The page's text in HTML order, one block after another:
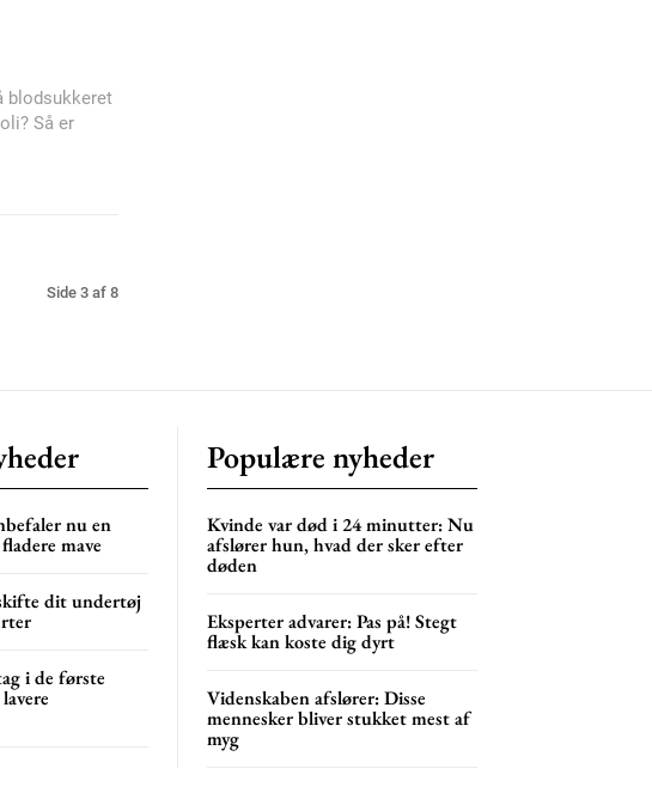
blodsukkeret
Så er
Side 3 af 8
nu en
mave
dit undertøj
i de første
Populære nyheder
Kvinde var død i 24 minutter: Nu
afslører hun, hvad der sker efter
døden
Eksperter advarer: Pas på! Stegt
flæsk kan koste dig dyrt
Videnskaben afslører: Disse
mennesker bliver stukket mest af
myg